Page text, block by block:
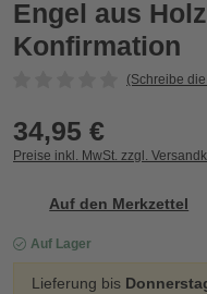
Engel aus
Konfirmation
(Schreibe
34,95 €
Preise inkl. MwSt. zzgl.
Auf den Merkzettel
Auf Lager
Lieferung bis